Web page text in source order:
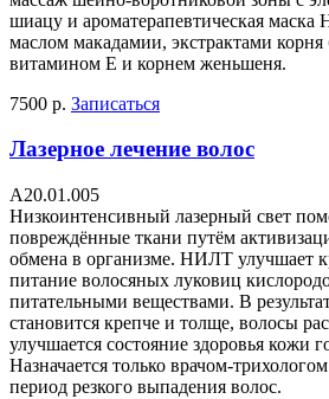
шиацу и ароматерапевтическая маска
маслом макадамии, экстрактами
витамином Е и корнем женьшеня.
7500 р. Записаться
Лазерное лечение волос
А20.01.005
Низкоинтенсивный лазерный свет
повреждённые ткани путём
обмена в организме. НИЛТ улучшает
питание волосяных луковиц
питательными веществами. В
становится крепче и толще, волосы
улучшается состояние здоровья кожи
Назначается только врачом-
период резкого выпадения волос.